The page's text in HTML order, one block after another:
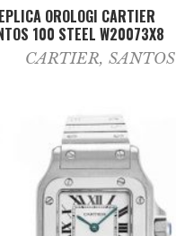
ADD TO CART
OROLOGI CARTIER
100 STEEL W20073X8
CARTIER, SANTOS